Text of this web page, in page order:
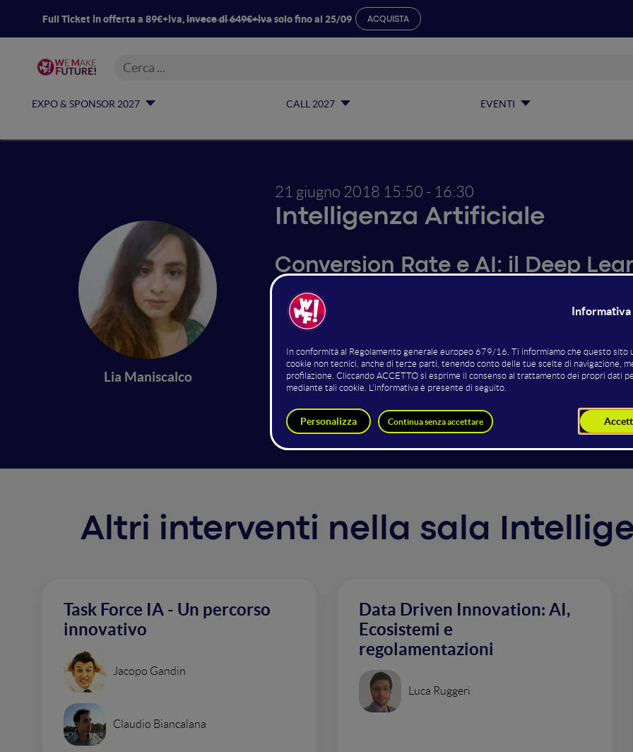
Full Ticket in offerta a 89€+iva,invece di 649€+ivasolo fino al 25/09 ACQUISTA
EXPO & SPONSOR 2027 CALL 2027 EVENTI
Lia Maniscalco
21 giugno 2018 15:50 - 16:30
Intelligenza Artificiale
Conversion Rate e AI: il Deep
prevedere il comportamento
Come utilizzare l’intelligenza artificiale per innovare il
neurali e modelli di deep learning per migliorare la raccolta e la
questo modo, si possono creare strategie marketing sempre più
qualità del rateo di conversione da account free ad account
Altri interventi nella sala
Task Force IA - Un percorso
innovativo
Jacopo Gandin
Claudio Biancalana
Data Driven Innovation: AI,
Ecosistemi e
regolamentazioni
Luca Ruggeri